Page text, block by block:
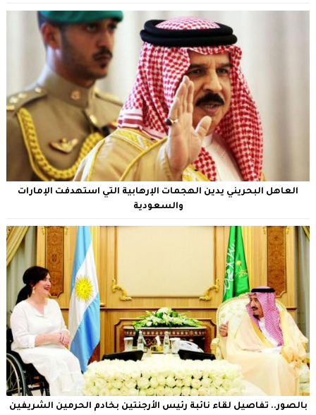
العاهل البحريني يدين الهجمات الإرهابية التي استهدفت الإمارات
والسعودية
بالصور.. تفاصيل لقاء نائبة رئيس الأرجنتين بخادم الحرمين الشريفين